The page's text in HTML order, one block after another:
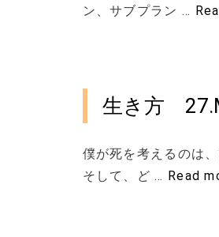
ン、サブプラン …
生き方
僕が死を考えるのは
そして、ど … Read